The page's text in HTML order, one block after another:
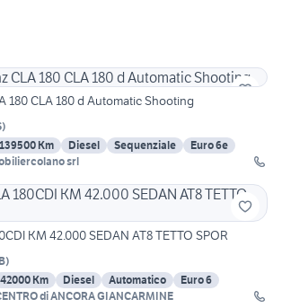
180 CLA 180 d Automatic Shooting
)
139500 Km Diesel Sequenziale
Euro 6e
srl
KM 42.000 SEDAN AT8 TETTO SPOR
)
42000 Km Diesel Automatico
Euro 6
di ANCORA GIANCARMINE